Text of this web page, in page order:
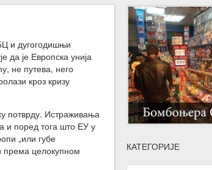
и дугогодишњи
да је Европска унија
не путева, него
кроз кризу
потврду. Истраживања
и поред тога што ЕУ у
„или губе
према целокупном
КАТЕГОРИЈЕ